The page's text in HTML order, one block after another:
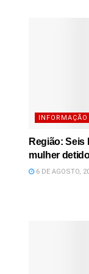
INFORMAÇÃO
Região: Seis
mulher
6 DE AGOSTO,